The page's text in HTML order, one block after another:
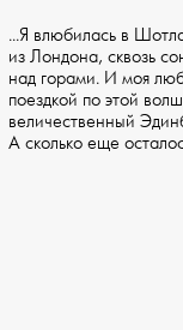
...Я влюбилась в
из Лондона, сквозь
над горами. И моя
поездкой по этой
величественный
А сколько еще